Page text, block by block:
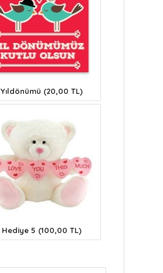
Yıldönümü (20,00 TL)
Hediye 5 (100,00 TL)